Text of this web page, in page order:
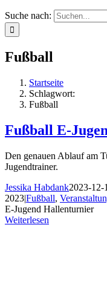
Suche nach:
Fußball
Startseite
Schlagwort:
Fußball
Fußball E-
Den genauen Ablauf am
Jugendtrainer.
Jessika Habdank2023-12-
2023|Fußball,
E-Jugend Hallenturnier
Weiterlesen